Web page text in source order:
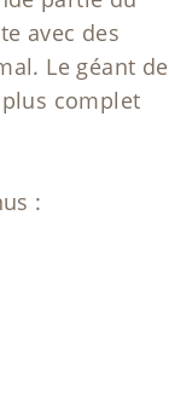
avec des
Le géant de
complet
: